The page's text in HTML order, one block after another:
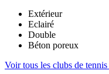
Extérieur
Eclairé
Double
Béton poreux
Voir tous les clubs de tennis